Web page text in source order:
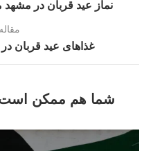
نماز عید قربان در
غذاهای عید قربان
شما هم ممکن است